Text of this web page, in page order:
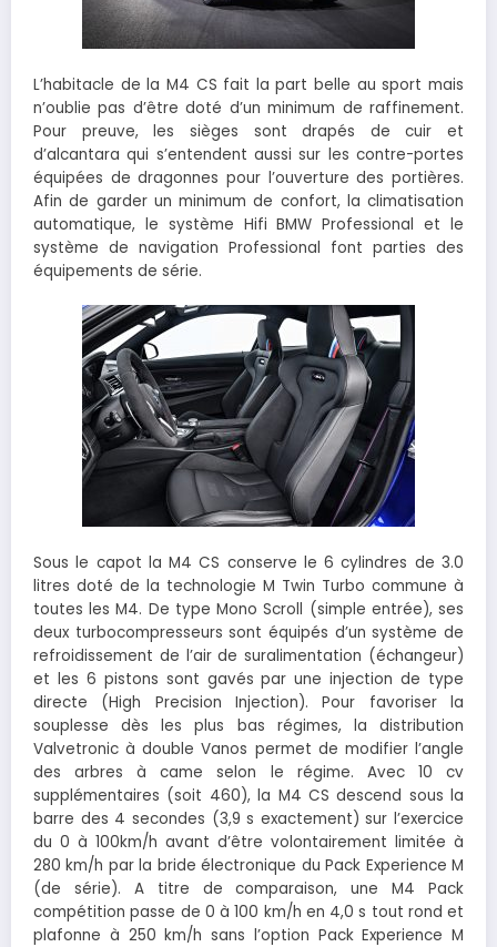
L’habitacle de la M4 CS fait la part belle au sport mais
n’oublie pas d’être doté d’un minimum de raffinement.
Pour preuve, les sièges sont drapés de cuir et
d’alcantara qui s’entendent aussi sur les contre-portes
équipées de dragonnes pour l’ouverture des portières.
Afin de garder un minimum de confort, la climatisation
automatique, le système Hifi BMW Professional et le
système de navigation Professional font parties des
équipements de série.
Sous le capot la M4 CS conserve le 6 cylindres de 3.0
litres doté de la technologie M Twin Turbo commune à
toutes les M4. De type Mono Scroll (simple entrée), ses
deux turbocompresseurs sont équipés d’un système de
refroidissement de l’air de suralimentation (échangeur)
et les 6 pistons sont gavés par une injection de type
directe (High Precision Injection). Pour favoriser la
souplesse dès les plus bas régimes, la distribution
Valvetronic à double Vanos permet de modifier l’angle
des arbres à came selon le régime. Avec 10 cv
supplémentaires (soit 460), la M4 CS descend sous la
barre des 4 secondes (3,9 s exactement) sur l’exercice
du 0 à 100km/h avant d’être volontairement limitée à
280 km/h par la bride électronique du Pack Experience M
(de série). A titre de comparaison, une M4 Pack
compétition passe de 0 à 100 km/h en 4,0 s tout rond et
plafonne à 250 km/h sans l’option Pack Experience M